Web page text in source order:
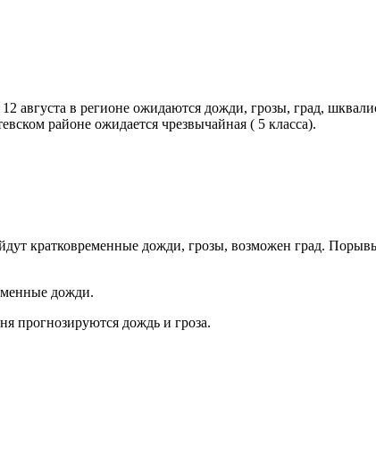
в регионе ожидаются дожди, грозы, град,
районе ожидается чрезвычайная ( 5 класса).
кратковременные дожди, грозы, возможен град. Порывы
дожди.
прогнозируются дождь и гроза.